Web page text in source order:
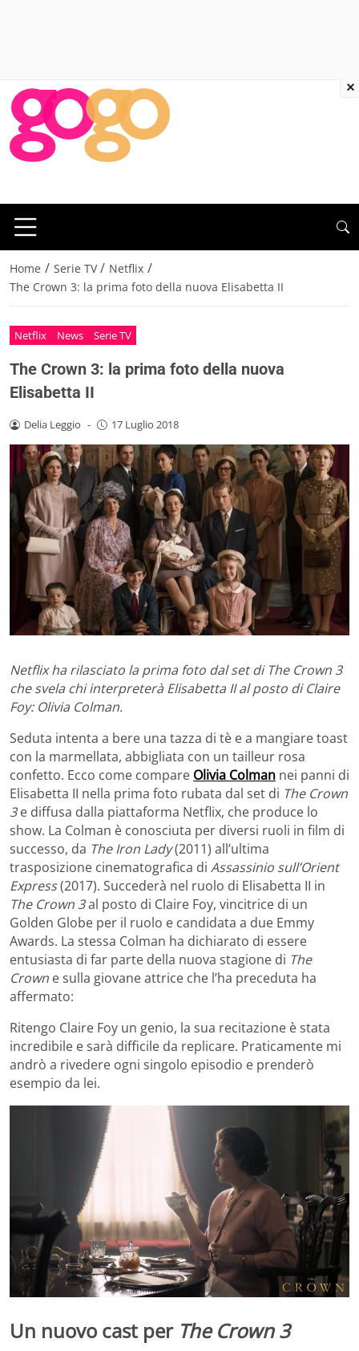
Home / Serie TV / Netflix /
The Crown 3: la prima foto della nuova Elisabetta II
Netflix News Serie TV
The Crown 3: la prima foto della nuova
Elisabetta II
Delia Leggio - 17 Luglio 2018
Netflix ha rilasciato la prima foto dal set di The Crown 3
che svela chi interpreterà Elisabetta II al posto di Claire
Foy: Olivia Colman.
Seduta intenta a bere una tazza di tè e a mangiare toast
con la marmellata, abbigliata con un tailleur rosa
confetto. Ecco come compare Olivia Colman nei panni di
Elisabetta II nella prima foto rubata dal set di The Crown
3e diffusa dalla piattaforma Netflix, che produce lo
show. La Colman è conosciuta per diversi ruoli in film di
successo, da The Iron Lady(2011) all’ultima
trasposizione cinematografica di Assassinio sull’Orient
Express(2017). Succederà nel ruolo di Elisabetta II in
The Crown 3al posto di Claire Foy, vincitrice di un
Golden Globe per il ruolo e candidata a due Emmy
Awards. La stessa Colman ha dichiarato di essere
entusiasta di far parte della nuova stagione di The
Crown e sulla giovane attrice che l’ha preceduta ha
affermato:
Ritengo Claire Foy un genio, la sua recitazione è stata
incredibile e sarà difficile da replicare. Praticamente mi
andrò a rivedere ogni singolo episodio e prenderò
esempio da lei.
Un nuovo cast per The Crown 3
×